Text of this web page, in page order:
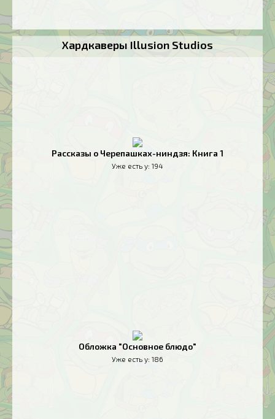
Хардкаверы Illusion Studios
Рассказы о Черепашках-ниндзя: Книга 1
Уже есть у: 194
Обложка "Основное блюдо"
Уже есть у: 186